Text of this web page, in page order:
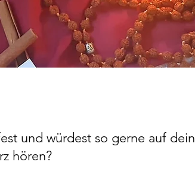
und würdest so gerne auf dein
hören?